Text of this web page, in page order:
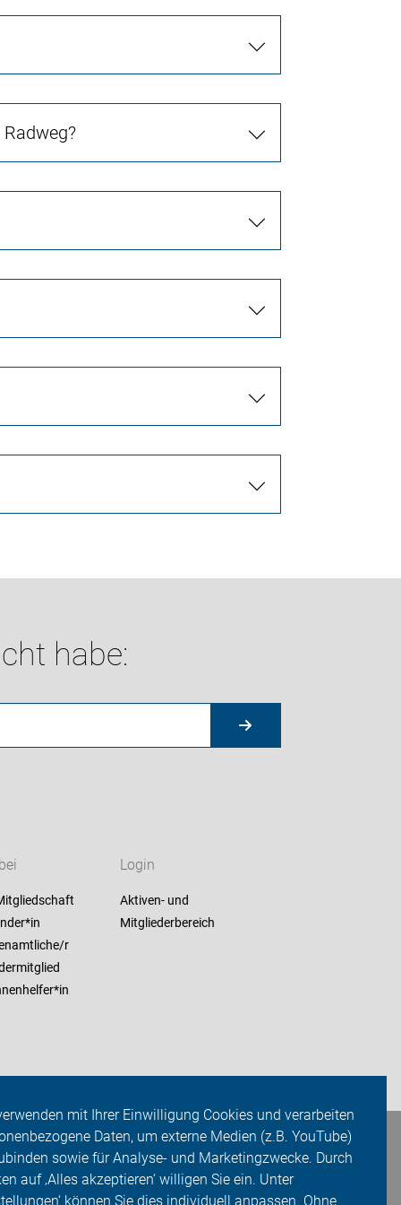
mit Ihrer Einwilligung Cookies und verarbeiten
Daten, um externe Medien (z.B. YouTube)
sowie für Analyse- und Marketingzwecke. Durch
auf ‚Alles akzeptieren‘ willigen Sie ein. Unter
können Sie dies individuell anpassen. Ohne
habe:
r
Login
Aktiven- und
Mitgliederbereich